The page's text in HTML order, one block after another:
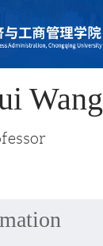
Wang